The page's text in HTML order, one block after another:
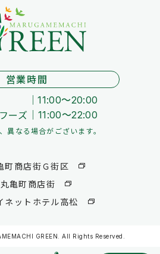
営業時間
11:00～20:00
ーズ 11:00～22:00
異なる場合がございます。
町商店街Ｇ街区
亀町商店街
ネットホテル高松
GREEN. All Rights Reserved.